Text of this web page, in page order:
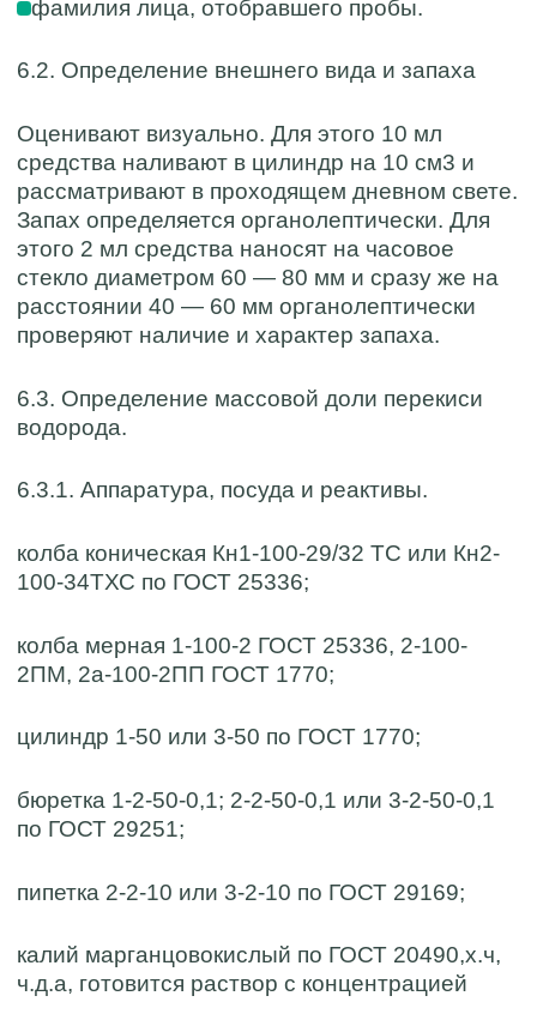
фамилия лица, отобравшего пробы.
6.2. Определение внешнего вида и запаха
Оценивают визуально. Для этого 10 мл
средства наливают в цилиндр на 10 см3 и
рассматривают в проходящем дневном свете.
Запах определяется органолептически. Для
этого 2 мл средства наносят на часовое
стекло диаметром 60 — 80 мм и сразу же на
расстоянии 40 — 60 мм органолептически
проверяют наличие и характер запаха.
6.3. Определение массовой доли перекиси
водорода.
6.3.1. Аппаратура, посуда и реактивы.
колба коническая Кн1-100-29/32 ТС или Кн2-
100-34ТХС по ГОСТ 25336;
колба мерная 1-100-2 ГОСТ 25336, 2-100-
2ПМ, 2а-100-2ПП ГОСТ 1770;
цилиндр 1-50 или 3-50 по ГОСТ 1770;
бюретка 1-2-50-0,1; 2-2-50-0,1 или 3-2-50-0,1
по ГОСТ 29251;
пипетка 2-2-10 или 3-2-10 по ГОСТ 29169;
калий марганцовокислый по ГОСТ 20490,х.ч,
ч.д.а, готовится раствор с концентрацией